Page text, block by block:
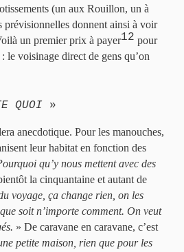
(un aux Rouillon, un à
prévisionnelles donnent ainsi à voir
un premier prix à payer12 pour
le voisinage direct de gens qu’on
QUOI »
anecdotique. Pour les manouches,
leur habitat en fonction des
qu’y nous mettent avec des
la cinquantaine et autant de
voyage, ça change rien, on les
soit n’importe comment. On veut
» De caravane en caravane, c’est
petite maison, rien que pour les